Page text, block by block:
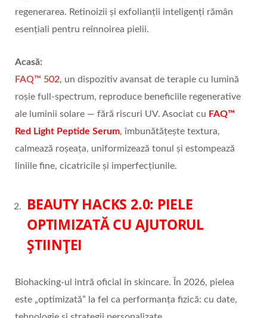
regenerarea. Retinoizii și exfolianții inteligenți rămân
esențiali pentru reînnoirea pielii.
Acasă:
FAQ™ 502, un dispozitiv avansat de terapie cu lumină
roșie full-spectrum, reproduce beneficiile regenerative
ale luminii solare — fără riscuri UV. Asociat cu FAQ™
Red Light Peptide Serum, îmbunătățește textura,
calmează roșeața, uniformizează tonul și estompează
liniile fine, cicatricile și imperfecțiunile.
BEAUTY HACKS 2.0: PIELE
OPTIMIZATĂ CU AJUTORUL
ȘTIINȚEI
Biohacking-ul intră oficial în skincare. În 2026, pielea
este „optimizată” la fel ca performanța fizică: cu date,